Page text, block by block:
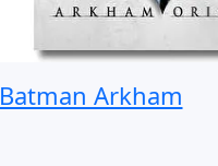
Batman Arkham